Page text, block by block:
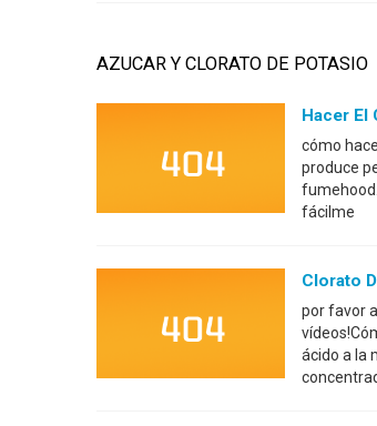
AZUCAR Y CLORATO DE POTASIO
Hacer El
cómo
produce
fácilme
Clorato
por favor
ácido a la